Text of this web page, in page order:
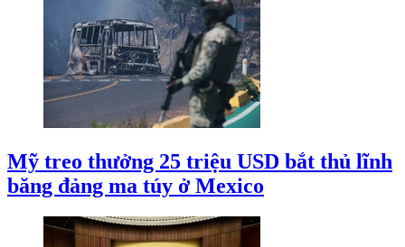
Mỹ treo thưởng 25 triệu USD bắt thủ lĩnh
băng đảng ma túy ở Mexico